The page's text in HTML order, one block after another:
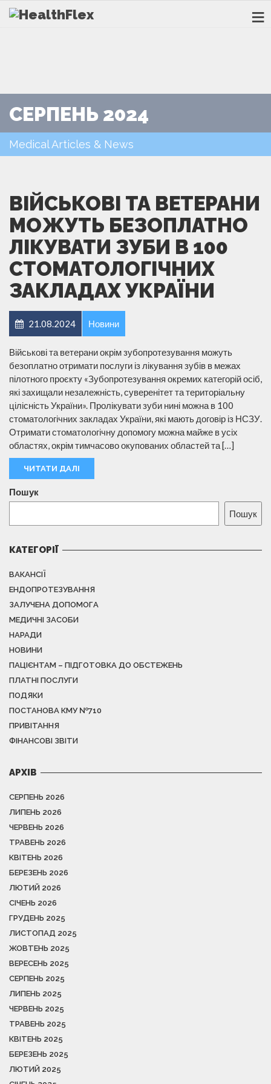
СЕРПЕНЬ 2024
Medical Articles & News
ВІЙСЬКОВІ ТА ВЕТЕРАНИ
МОЖУТЬ БЕЗОПЛАТНО
ЛІКУВАТИ ЗУБИ В 100
СТОМАТОЛОГІЧНИХ
ЗАКЛАДАХ УКРАЇНИ
21.08.2024 Новини
Військові та ветерани окрім зубопротезування можуть
безоплатно отримати послуги із лікування зубів в межах
пілотного проєкту «Зубопротезування окремих категорій осіб,
які захищали незалежність, суверенітет та територіальну
цілісність України». Пролікувати зуби нині можна в 100
стоматологічних закладах України, які мають договір із НСЗУ.
Отримати стоматологічну допомогу можна майже в усіх
областях, окрім тимчасово окупованих областей та […]
ЧИТАТИ ДАЛІ
Пошук
Пошук
КАТЕГОРІЇ
ВАКАНСІЇ
ЕНДОПРОТЕЗУВАННЯ
ЗАЛУЧЕНА ДОПОМОГА
МЕДИЧНІ ЗАСОБИ
НАРАДИ
НОВИНИ
ПАЦІЄНТАМ – ПІДГОТОВКА ДО ОБСТЕЖЕНЬ
ПЛАТНІ ПОСЛУГИ
ПОДЯКИ
ПОСТАНОВА КМУ №710
ПРИВІТАННЯ
ФІНАНСОВІ ЗВІТИ
АРХІВ
СЕРПЕНЬ 2026
ЛИПЕНЬ 2026
ЧЕРВЕНЬ 2026
ТРАВЕНЬ 2026
КВІТЕНЬ 2026
БЕРЕЗЕНЬ 2026
ЛЮТИЙ 2026
СІЧЕНЬ 2026
ГРУДЕНЬ 2025
ЛИСТОПАД 2025
ЖОВТЕНЬ 2025
ВЕРЕСЕНЬ 2025
СЕРПЕНЬ 2025
ЛИПЕНЬ 2025
ЧЕРВЕНЬ 2025
ТРАВЕНЬ 2025
КВІТЕНЬ 2025
БЕРЕЗЕНЬ 2025
ЛЮТИЙ 2025